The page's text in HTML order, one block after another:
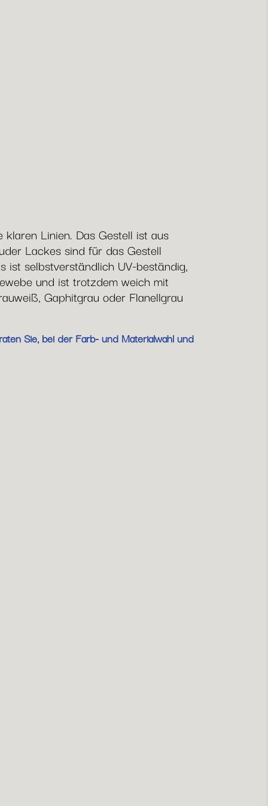
Linien. Das Gestell ist aus
Lackes sind für das Gestell
ist selbstverständlich UV-beständig,
und ist trotzdem weich mit
Gaphitgrau oder Flanellgrau
Sie, bei der Farb- und Materialwahl und